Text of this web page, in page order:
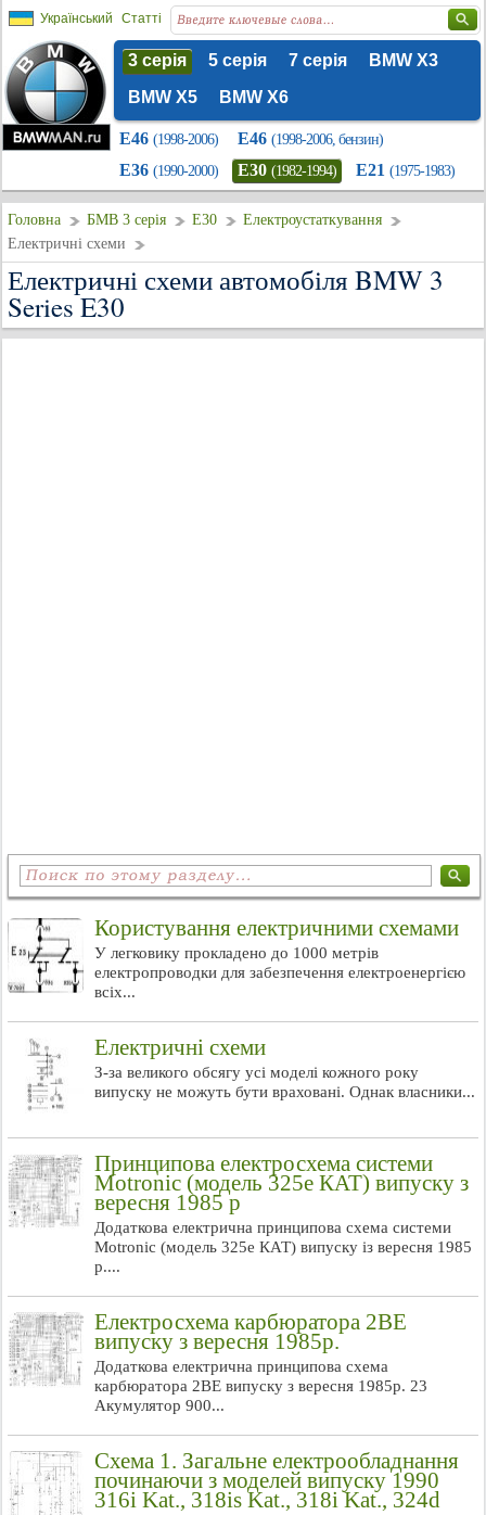
Український Статті
3 серія 5 серія 7 серія
BMW X3
BMW X5
BMW X6
E46 (1998-2006) E46 (1998-2006, бензин)
E36 (1990-2000) E30 (1982-1994) E21 (1975-1983)
Головна БМВ 3 серія E30
Електроустаткування
Електричні схеми
Електричні схеми автомобіля BMW 3
Series E30
Користування електричними схемами
У легковику прокладено до 1000 метрів
електропроводки для забезпечення електроенергією
всіх...
Електричні схеми
З-за великого обсягу усі моделі кожного року
випуску не можуть бути враховані. Однак власники...
Принципова електросхема системи
Motronic (модель 325е КАТ) випуску з
вересня 1985 р
Додаткова електрична принципова схема системи
Motronic (модель 325е КАТ) випуску із вересня 1985
р....
Електросхема карбюратора 2ВЕ
випуску з вересня 1985р.
Додаткова електрична принципова схема
карбюратора 2ВЕ випуску з вересня 1985р. 23
Акумулятор 900...
Схема 1. Загальне електрообладнання
починаючи з моделей випуску 1990
316i Kat., 318is Kat., 318i Kat., 324d